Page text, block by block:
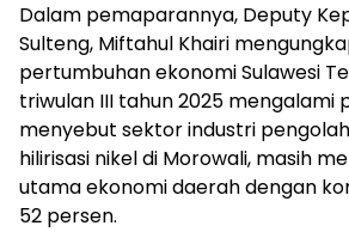
Dalam pemaparannya, Deputy
Sulteng, Miftahul Khairi
pertumbuhan ekonomi Sulawesi
triwulan III tahun 2025 mengalami
menyebut sektor industri
hilirisasi nikel di Morowali, masih
utama ekonomi daerah dengan
52 persen.